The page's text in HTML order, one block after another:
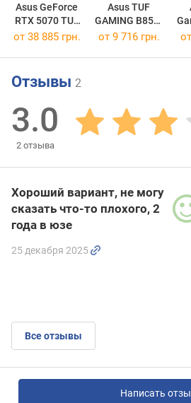
Asus GeForce
RTX 5070 TUF
OC
Asus TUF
GAMING B850-
PLUS WIFI
от 38 885 грн. от 9 716 грн.
Отзывы 2
3.0
2 отзыва
Хороший вариант, не могу
сказать что-то плохого, 2
года в юзе
25 декабря 2025
Все отзывы
Написать